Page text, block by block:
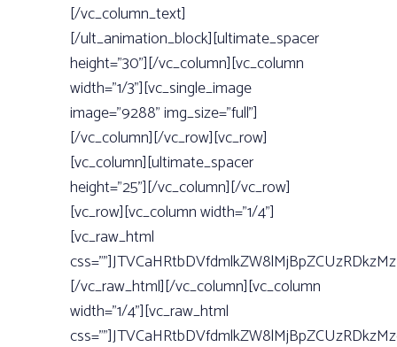
[/vc_column_text]
[/ult_animation_block][ultimate_spacer
height=”30”][/vc_column][vc_column
width=”1/3”][vc_single_image
image=”9288” img_size=”full”]
[/vc_column][/vc_row][vc_row]
[vc_column][ultimate_spacer
height=”25”][/vc_column][/vc_row]
[vc_row][vc_column width=”1/4”]
[vc_raw_html
[/vc_raw_html][/vc_column][vc_column
width=”1/4”][vc_raw_html